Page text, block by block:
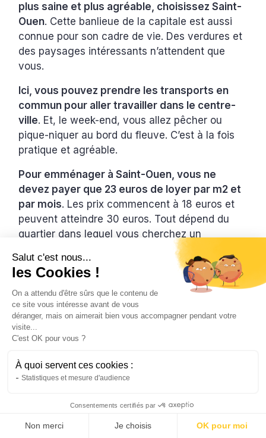
plus saine et plus agréable, choisissez Saint-
Ouen. Cette banlieue de la capitale est aussi
connue pour son cadre de vie. Des verdures et
des paysages intéressants n’attendent que
vous.
Ici, vous pouvez prendre les transports en
commun pour aller travailler dans le centre-
ville. Et, le week-end, vous allez pêcher ou
pique-niquer au bord du fleuve. C’est à la fois
pratique et agréable.
Pour emménager à Saint-Ouen, vous ne
devez payer que 23 euros de loyer par m2 et
par mois. Les prix commencent à 18 euros et
peuvent atteindre 30 euros. Tout dépend du
quartier dans lequel vous cherchez un
Ivry-sur-Seine : Pour le côté
pratique
Enfin, il y a Ivry-sur-Seine si vous comptez
déménager à Paris
trouve dans les périphéries de la capitale. Mais,
elle est facilement accessible grâce à
La région propose un cadre agréable et
convivial. C’est grâce à son patrimoine unique
Salut c'est nous...
les Cookies !
On a attendu d'être sûrs que le contenu de
ce site vous intéresse avant de vous
déranger, mais on aimerait bien vous accompagner pendant votre
visite...
C'est OK pour vous ?
À quoi servent ces cookies :
Statistiques et mesure d'audience
Consentements certifiés par
Non merci Je choisis OK pour moi